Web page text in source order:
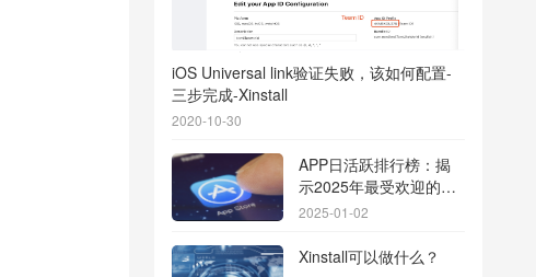
iOS Universal link验证失败，该如何配置-
三步完成-Xinstall
2020-10-30
APP日活跃排行榜：揭
示2025年最受欢迎的应
用背后的秘密
2025-01-02
Xinstall可以做什么？